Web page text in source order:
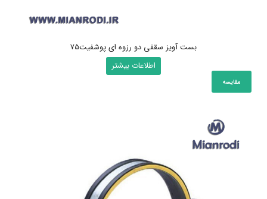
بست آویز سقفی دو رزوه ای پوشفیت75
اطلاعات بیشتر
مقایسه